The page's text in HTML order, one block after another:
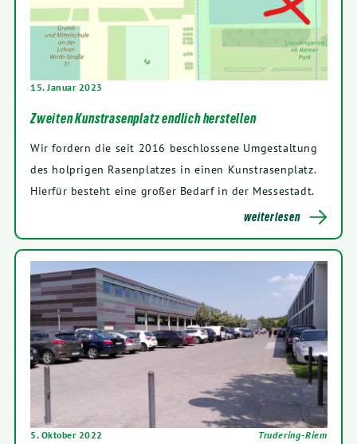
15. Januar 2023
Zweiten Kunstrasenplatz endlich herstellen
Wir fordern die seit 2016 beschlossene Umgestaltung
des holprigen Rasenplatzes in einen Kunstrasenplatz.
Hierfür besteht eine großer Bedarf in der Messestadt.
weiterlesen
5. Oktober 2022 Trudering-Riem